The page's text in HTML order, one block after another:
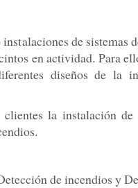
de sistemas
en actividad. Para
diseños de la
clientes la instalación
de incendios y